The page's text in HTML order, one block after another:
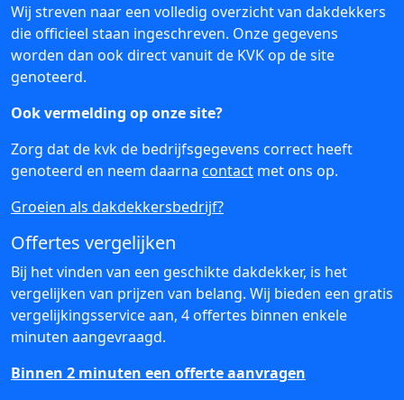
Wij streven naar een volledig overzicht van dakdekkers
die officieel staan ingeschreven. Onze gegevens
worden dan ook direct vanuit de KVK op de site
genoteerd.
Ook vermelding op onze site?
Zorg dat de kvk de bedrijfsgegevens correct heeft
genoteerd en neem daarna contact met ons op.
Groeien als dakdekkersbedrijf?
Offertes vergelijken
Bij het vinden van een geschikte dakdekker, is het
vergelijken van prijzen van belang. Wij bieden een gratis
vergelijkingsservice aan, 4 offertes binnen enkele
minuten aangevraagd.
Binnen 2 minuten een offerte aanvragen